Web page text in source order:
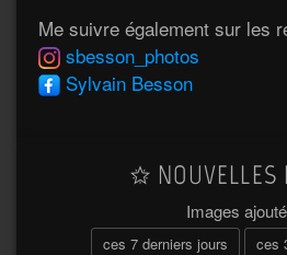
Me suivre également sur les
sbesson_photos
Sylvain Besson
NOUVELLES
Images
ces 7 derniers jours
ces